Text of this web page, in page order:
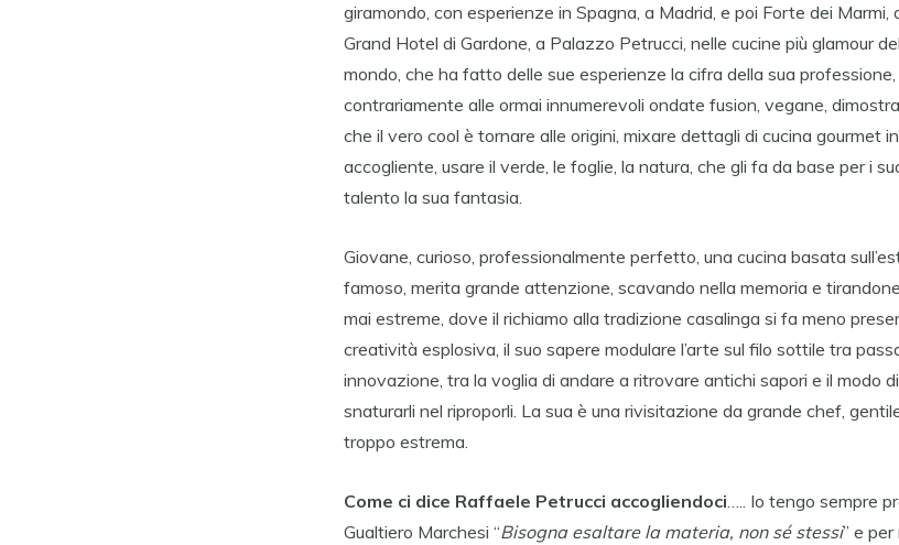
giramondo, con esperienze in Spagna, a Madrid, e poi Forte dei Marmi,
Grand Hotel di Gardone, a Palazzo Petrucci, nelle cucine più glamour del
mondo, che ha fatto delle sue esperienze la cifra della sua professione,
contrariamente alle ormai innumerevoli ondate fusion, vegane, dimostra
che il vero cool è tornare alle origini, mixare dettagli di cucina gourmet
accogliente, usare il verde, le foglie, la natura, che gli fa da base per i
talento la sua fantasia.
Giovane, curioso, professionalmente perfetto, una cucina basata
famoso, merita grande attenzione, scavando nella memoria e
mai estreme, dove il richiamo alla tradizione casalinga si fa meno
creatività esplosiva, il suo sapere modulare l’arte sul filo sottile tra
innovazione, tra la voglia di andare a ritrovare antichi sapori e il modo
snaturarli nel riproporli. La sua è una rivisitazione da grande chef,
troppo estrema.
Come ci dice Raffaele Petrucci accogliendoci….. Io tengo sempre
Gualtiero Marchesi “Bisogna esaltare la materia, non sé stessi” e